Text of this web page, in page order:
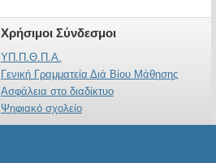
Χρήσιμοι Σύνδεσμοι
ΥΠ.Π.Θ.Π.Α.
Γενική Γραμματεία Διά Βίου Μάθησης
Ασφάλεια στο διαδίκτυο
Ψηφιακό σχολείο